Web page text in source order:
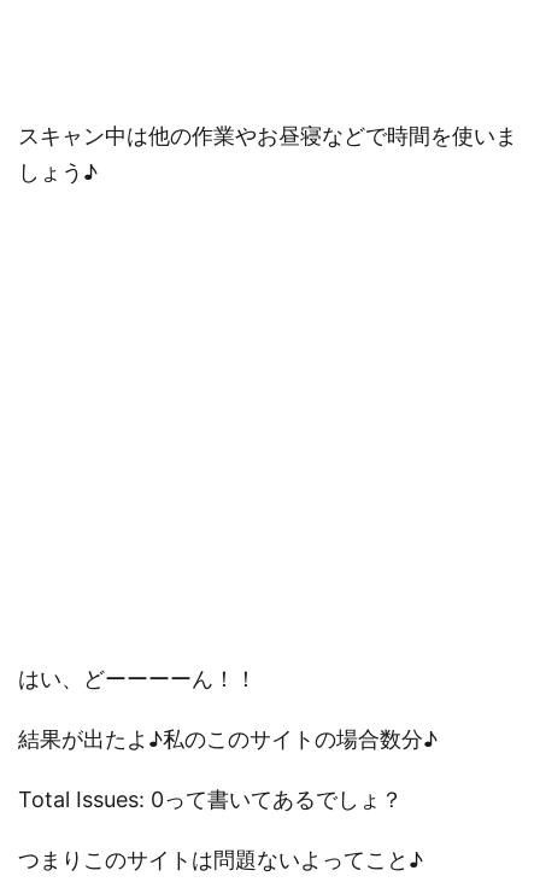
スキャン中は他の作業やお昼寝などで時間を使いま
しょう♪
はい、どーーーーん！！
結果が出たよ♪私のこのサイトの場合数分♪
Total Issues: 0って書いてあるでしょ？
つまりこのサイトは問題ないよってこと♪